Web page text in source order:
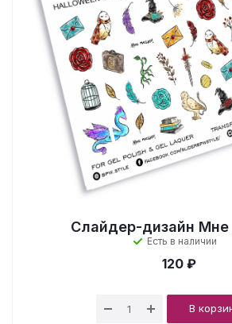
Слайдер-дизайн Мне
Есть в наличии
120 ₽
В